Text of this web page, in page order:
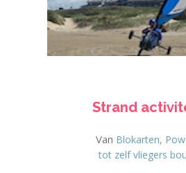
Strand
Van Blokarten,
tot zelf vliegers